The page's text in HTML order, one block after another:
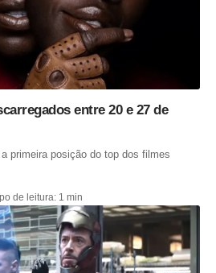
entre 20 e 27 de
primeira posição do top dos filmes
de leitura: 1 min